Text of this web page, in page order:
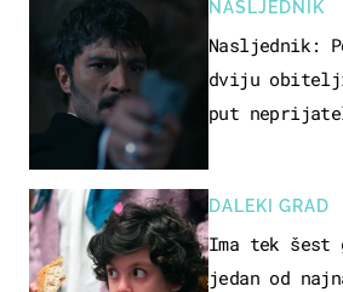
NASLJEDNIK
Nasljednik:
dviju
put
DALEKI GRAD
Ima tek šest
jedan od